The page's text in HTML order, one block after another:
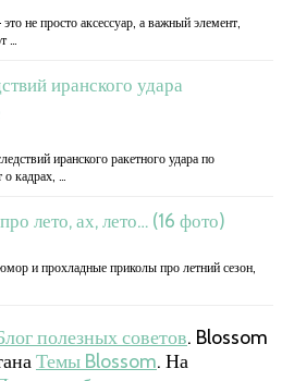
не просто аксессуар, а важный элемент,
…
иранского удара
иранского ракетного удара по
о кадрах, …
лето, ах, лето… (16 фото)
и прохладные приколы про летний сезон,
полезных советов. Blossom
Темы Blossom. На